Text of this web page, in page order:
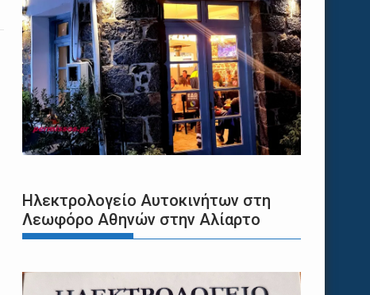
Ηλεκτρολογείο Αυτοκινήτων στη
Λεωφόρο Αθηνών στην Αλίαρτο